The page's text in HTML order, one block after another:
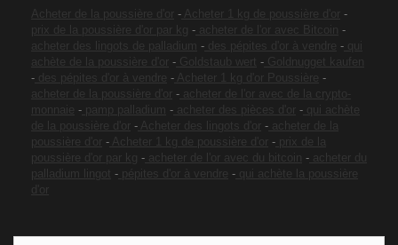
Acheter de la poussière d'or - Acheter 1 kg de poussière d'or -
prix de la poussière d'or par kg
- acheter de l'or avec Bitcoin -
acheter des lingots de palladium - des pépites d'or à vendre -
qui
achète de la poussière d'or - Goldstaub wert - Goldnugget kaufen
-
des pépites d'or à vendre - Acheter 1 kg d'or Poussière
-
acheter de la poussière d'or -
acheter de l'or avec de la crypto-
monnaie
- pamp palladium - acheter des pièces d'or -
qui achète
de la poussière d'or - Acheter des lingots d'or -
acheter de la
poussière d'or - Acheter 1 kg de poussière d'or - prix de la
poussière d'or par kg
- acheter de l'or avec du bitcoin -
acheter du
palladium lingot - pépites d'or à vendre -
qui achète la poussière
d'or